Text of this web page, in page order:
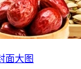
面大图